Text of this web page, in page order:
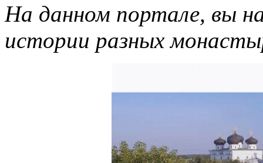
На данном портале, вы
истории разных